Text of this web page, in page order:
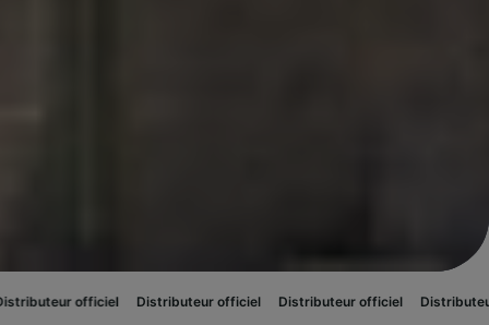
Distributeur officiel Distributeur officiel Distributeur officiel